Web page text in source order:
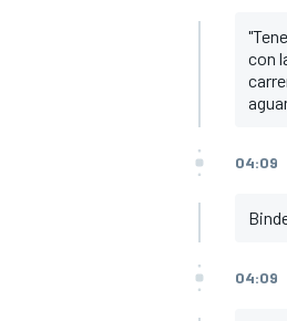
con
04:09
04:09